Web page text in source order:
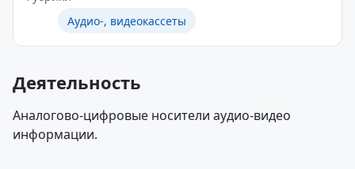
Аудио-, видеокассеты
Деятельность
Аналогово-цифровые носители аудио-видео
информации.